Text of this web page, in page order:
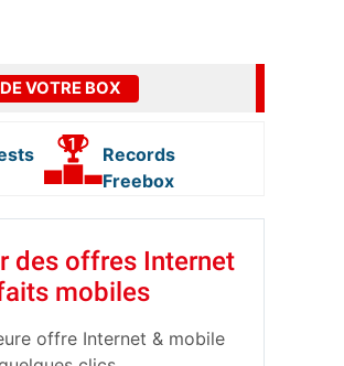
VOTRE BOX
Records
Freebox
des offres Internet
mobiles
offre Internet & mobile